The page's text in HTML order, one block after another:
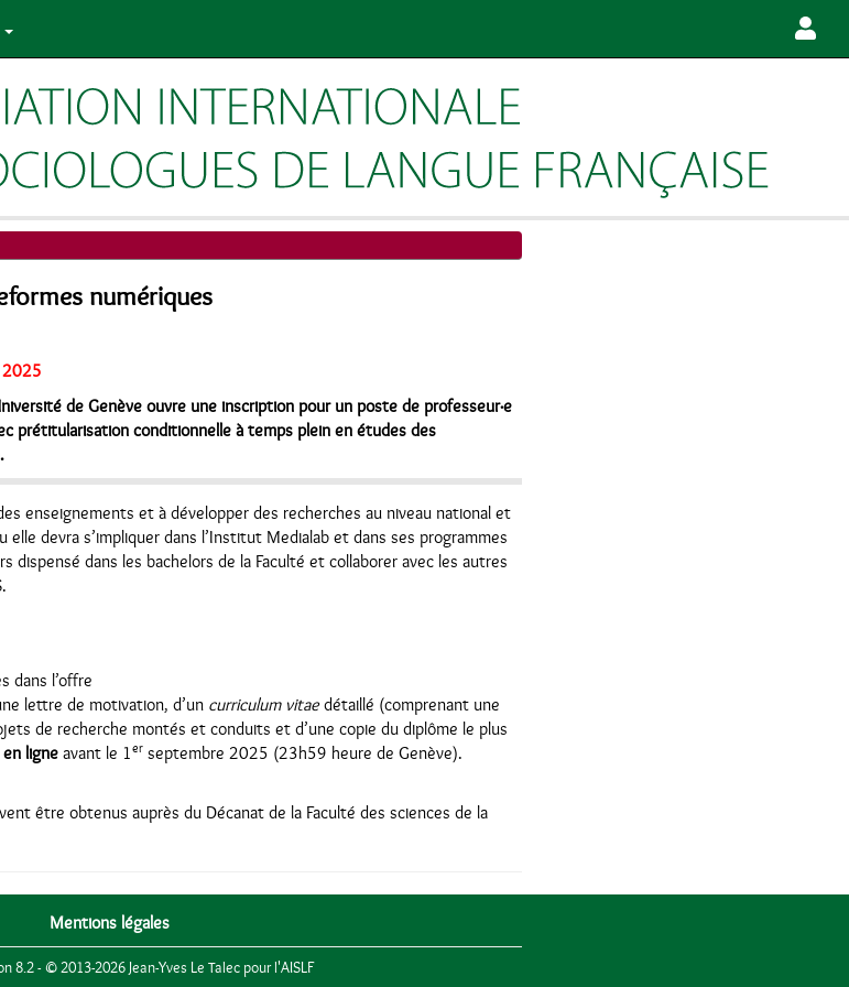
numériques
2025
de Genève ouvre une inscription pour un poste de professeur·e
prétitularisation conditionnelle à temps plein en études des
enseignements et à développer des recherches au niveau national et
devra s’impliquer dans l’Institut Medialab et dans ses programmes
dispensé dans les bachelors de la Faculté et collaborer avec les autres
dans l’offre
lettre de motivation, d’un curriculum vitaedétaillé (comprenant une
de recherche montés et conduits et d’une copie du diplôme le plus
ligne avant le 1er septembre 2025 (23h59 heure de Genève).
être obtenus auprès du Décanat de la Faculté des sciences de la
Mentions légales
8.2 - © 2013-2026 Jean-Yves Le Talec pour l'AISLF